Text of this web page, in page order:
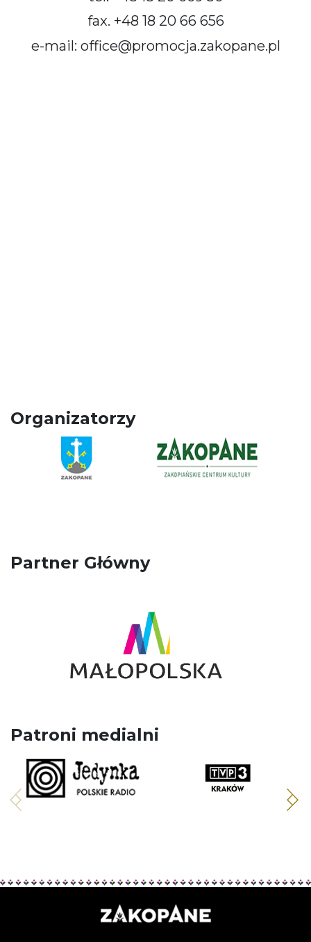
fax. +48 18 20 66 656
e-mail: office@promocja.zakopane.pl
Organizatorzy
Partner Główny
Patroni medialni